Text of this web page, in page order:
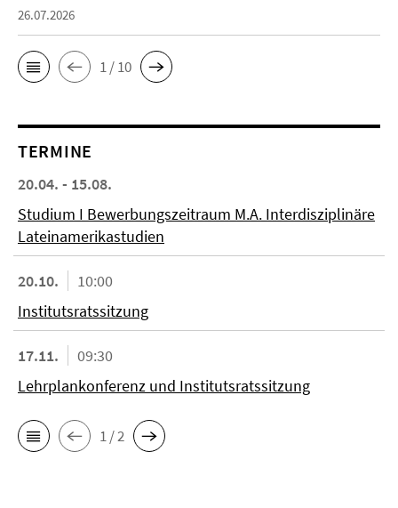
26.07.2026
1 / 10
TERMINE
20.04. - 15.08.
Studium I Bewerbungszeitraum M.A. Interdisziplinäre
Lateinamerikastudien
20.10.
10:00
Institutsratssitzung
17.11.
09:30
Lehrplankonferenz und Institutsratssitzung
1 / 2